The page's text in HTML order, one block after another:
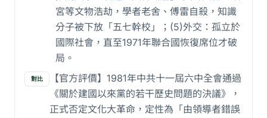
宮等文物浩劫，學者老舍、傅雷自殺，知識
分子被下放「五七幹校」；(5)外交：孤立於
國際社會，直至1971年聯合國恢復席位才破
局。
對比
【官方評價】1981年中共十一屆六中全會通過
《關於建國以來黨的若干歷史問題的決議》，
正式否定文化大革命，定性為「由領導者錯誤